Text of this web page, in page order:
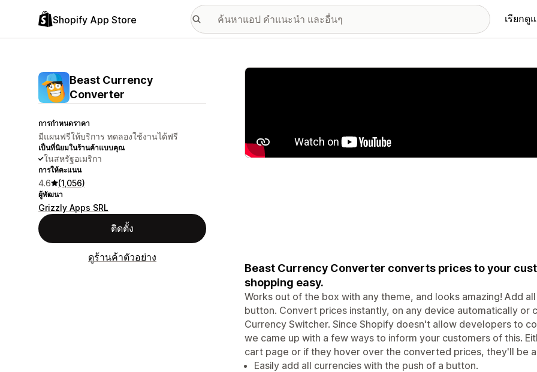
Shopify App Store เรียกดู
Beast Currency
Converter
การกำหนดราคา
มีแผนฟรีให้บริการ ทดลองใช้งานได้ฟรี
เป็นที่นิยมในร้านค้าแบบคุณ
ในสหรัฐอเมริกา
การให้คะแนน
4.6 (1,056)
ผู้พัฒนา
Grizzly Apps SRL
ติดตั้ง
ดูร้านค้าตัวอย่าง
แกลเลอรีรูปภาพที่แสดง
Beast Currency Converter converts prices to your
shopping easy.
Works out of the box with any theme, and looks amazing! Add
button. Convert prices instantly, on any device automatically or
Currency Switcher. Since Shopify doesn't allow developers to
we came up with a few ways to inform your customers of this.
cart page or if they hover over the converted prices, they'll be
Easily add all currencies with the push of a button.